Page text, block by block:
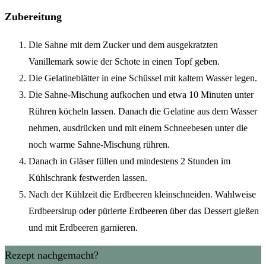
Zubereitung
Die Sahne mit dem Zucker und dem ausgekratzten
Vanillemark sowie der Schote in einen Topf geben.
Die Gelatineblätter in eine Schüssel mit kaltem Wasser legen.
Die Sahne-Mischung aufkochen und etwa 10 Minuten unter
Rühren köcheln lassen. Danach die Gelatine aus dem Wasser
nehmen, ausdrücken und mit einem Schneebesen unter die
noch warme Sahne-Mischung rühren.
Danach in Gläser füllen und mindestens 2 Stunden im
Kühlschrank festwerden lassen.
Nach der Kühlzeit die Erdbeeren kleinschneiden. Wahlweise
Erdbeersirup oder pürierte Erdbeeren über das Dessert gießen
und mit Erdbeeren garnieren.
Rezept nachgemacht?